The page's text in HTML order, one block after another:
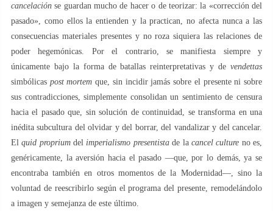
cancelación se guardan mucho de hacer o de teorizar: la «corrección del
pasado», como ellos la entienden y la practican, no afecta nunca a las
consecuencias materiales presentes y no roza siquiera las relaciones de
poder hegemónicas. Por el contrario, se manifiesta siempre y
únicamente bajo la forma de batallas reinterpretativas y de vendettas
simbólicas post mortem que, sin incidir jamás sobre el presente ni sobre
sus contradicciones, simplemente consolidan un sentimiento de censura
hacia el pasado que, sin solución de continuidad, se transforma en una
inédita subcultura del olvidar y del borrar, del vandalizar y del cancelar.
Elquid propriumdel imperialismo presentistade la cancel culture no es,
genéricamente, la aversión hacia el pasado —que, por lo demás, ya se
encontraba también en otros momentos de la Modernidad—, sino la
voluntad de reescribirlo según el programa del presente, remodelándolo
a imagen y semejanza de este último.